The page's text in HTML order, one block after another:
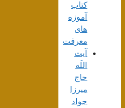
کتاب
آموزه
های
معرفت
آیت
اللَه
حاج
میرزا
جواد